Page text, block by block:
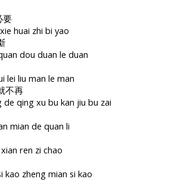
要
huai zhi bi yao
dou duan le duan
lei liu man le man
不再
de qing xu bu kan jiu bu zai
mian de quan li
ren zi chao
kao zheng mian si kao